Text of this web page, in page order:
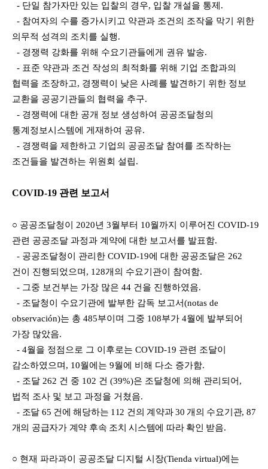
- 단일 참가자만 있는 입찰의 경우, 입찰 개설을 통제 .
- 참여자의 수를 증가시키고 약관과 조건의 조작을 막기 위한
의무적 성격의 조치를 실행.
- 경쟁력 강화를 위해 수요기관들에게 권유 발송.
- 표준 약관과 조건 작성의 최적화를 위해 기업 조합과의
협력을 조장하고, 경쟁력이 낮은 사례를 발견하기 위한 정보
교환을 공공기관들의 협력을 추구.
- 경쟁력에 대한 공개 정보 생성하여 공공조달청의
통계정보시스템에 게재하여 공유.
- 경쟁력을 제한하고 기업의 공공조달 참여를 조작하는
조건들을 발견하는 위원회 설립.
COVID-19 관련 보고서
○ 공공조달청이 2020년 3월부터 10월까지 이루어진 COVID-19
관련 공공조달 과정과 계약에 대한 보고서를 발표함.
- 공공조달청이 관리한 COVID-19에 대한 공공조달은 262
건이 진행되었으며 , 128개의 수요기 관이 참여함.
- 그중 보건부는 가장 많은 44 건을 진행하였음.
- 조달청이 수요기관에 발부한 감독 보고서(notas de
observación)는 총 485부이며 그중 108부가 4월에 발부되어
가장 많았음.
- 4월을 정점으로 그 이후로는 COVID-19 관련 조달이
감소하였으며 , 10월에는 9월에 비해 다소 증가함.
- 조달 262 건 중 102 건 (39%)은 조달청에 의해 관리되어 ,
법적 조사 및 보고 과정을 거쳤음.
- 조달 65 건에 해당하는 112 건의 계약과30 개의 수요기관, 87
개의 공급자가 계약 후속 조치시스템에 따라 확인 받음.
○ 현재 파라과이 공공조달 디지털 시장(Tienda virtual)에는